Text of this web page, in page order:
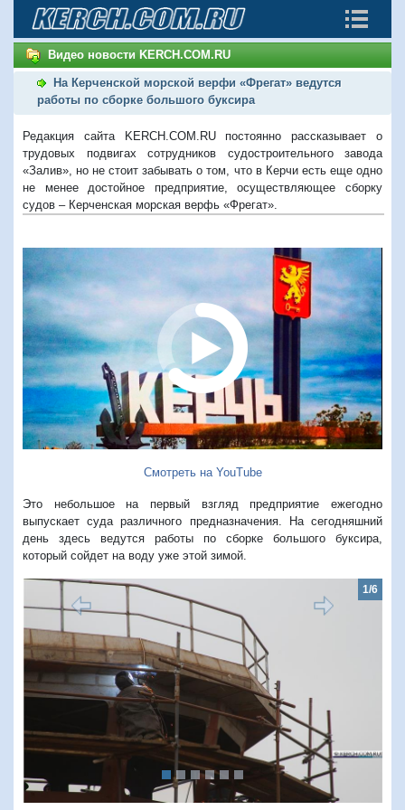
Видео новости KERCH.COM.RU
На Керченской морской верфи «Фрегат» ведутся
работы по сборке большого буксира
Редакция сайта KERCH.COM.RU постоянно рассказывает о
трудовых подвигах сотрудников судостроительного завода
«Залив», но не стоит забывать о том, что в Керчи есть еще одно
не менее достойное предприятие, осуществляющее сборку
судов – Керченская морская верфь «Фрегат».
Смотреть на YouTube
Это небольшое на первый взгляд предприятие ежегодно
выпускает суда различного предназначения. На сегодняшний
день здесь ведутся работы по сборке большого буксира,
который сойдет на воду уже этой зимой.
1/6
Предыдущий